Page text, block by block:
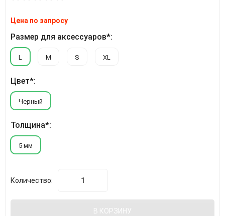
Цена по запросу
Размер для аксессуаров*:
L M S XL
Цвет*:
Черный
Толщина*:
5 мм
Количество:
В КОРЗИНУ